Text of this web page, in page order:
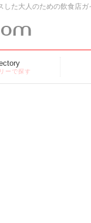
した大人のための飲食店ガ
ーで探す